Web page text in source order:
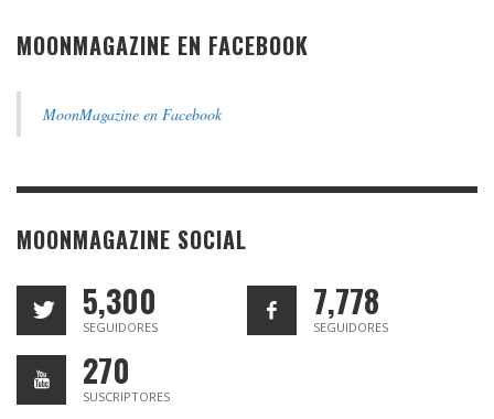
MOONMAGAZINE EN FACEBOOK
MoonMagazine en Facebook
MOONMAGAZINE SOCIAL
5,300
SEGUIDORES
7,778
SEGUIDORES
270
SUSCRIPTORES